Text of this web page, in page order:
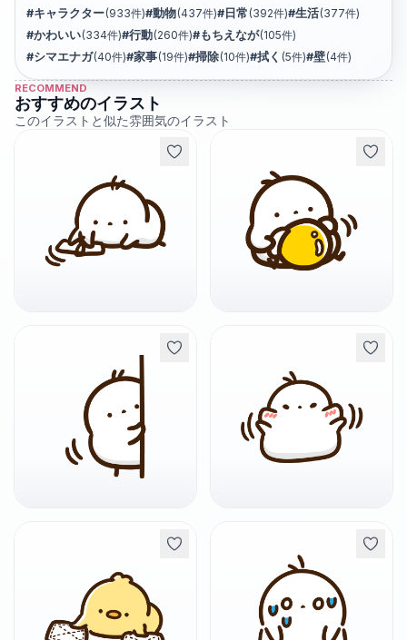
#キャラクター(933件)#動物(437件)# 日常 (392件)#生活(377件)
#かわいい(334件)#行動(260件)#もちえなが(105件)
#シマエナガ(40件)#家事(19件)#掃除(10件)#拭く (5件)#壁(4件)
RECOMMEND
おすすめのイラスト
このイラストと似た雰囲気のイラスト